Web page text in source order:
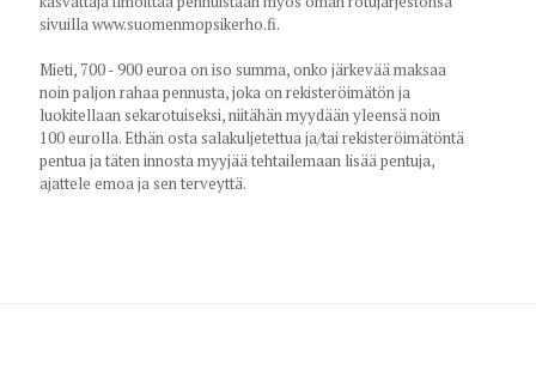
sivuilla www.suomenmopsikerho.fi.
Mieti, 700 - 900 euroa on iso summa, onko järkevää maksaa
noin paljon rahaa pennusta, joka on rekisteröimätön ja
luokitellaan sekarotuiseksi, niitähän myydään yleensä noin
100 eurolla. Ethän osta salakuljetettua ja/tai rekisteröimätöntä
pentua ja täten innosta myyjää tehtailemaan lisää pentuja,
ajattele emoa ja sen terveyttä.